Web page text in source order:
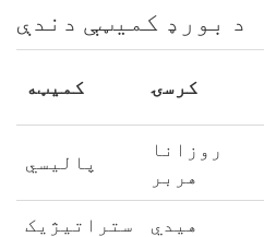
د بورډ کمیټې دندې
کمیټه کرسۍ
پالیسي
روزانا
هربر
ستراتیژیک
هیدي